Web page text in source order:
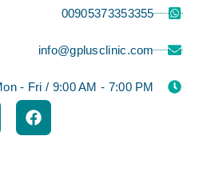
00905373353355
info@gplusclinic.com
- Fri / 9:00 AM - 7:00 PM